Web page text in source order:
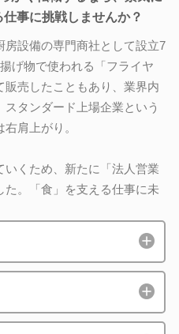
事に挑戦しませんか？
設備の専門商社として設立7
げ物で使われる「フライヤ
売したこともあり、業界内
タンダード上場企業という
肩上がり。
くため、新たに「法人営業
。「食」を支える仕事に未